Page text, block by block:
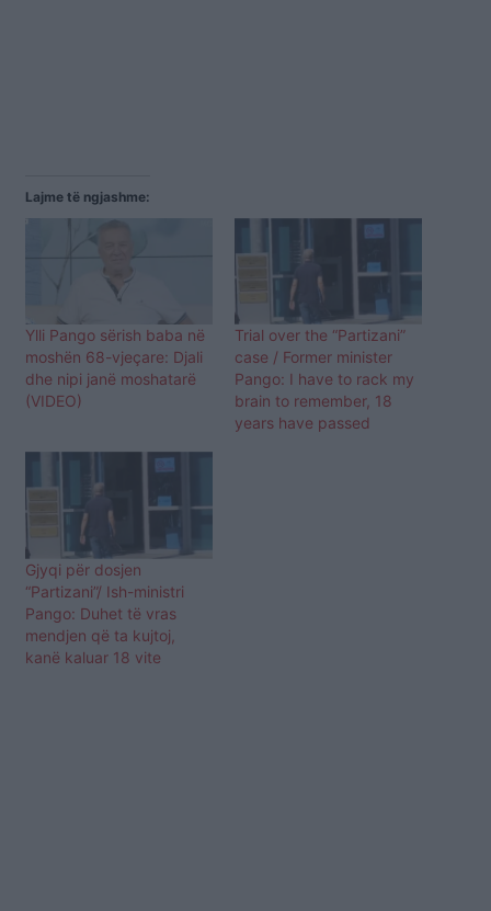
Lajme të ngjashme:
Ylli Pango sërish baba në
moshën 68-vjeçare: Djali
dhe nipi janë moshatarë
(VIDEO)
Trial over the “Partizani”
case / Former minister
Pango: I have to rack my
brain to remember, 18
years have passed
Gjyqi për dosjen
“Partizani”/ Ish-ministri
Pango: Duhet të vras
mendjen që ta kujtoj,
kanë kaluar 18 vite